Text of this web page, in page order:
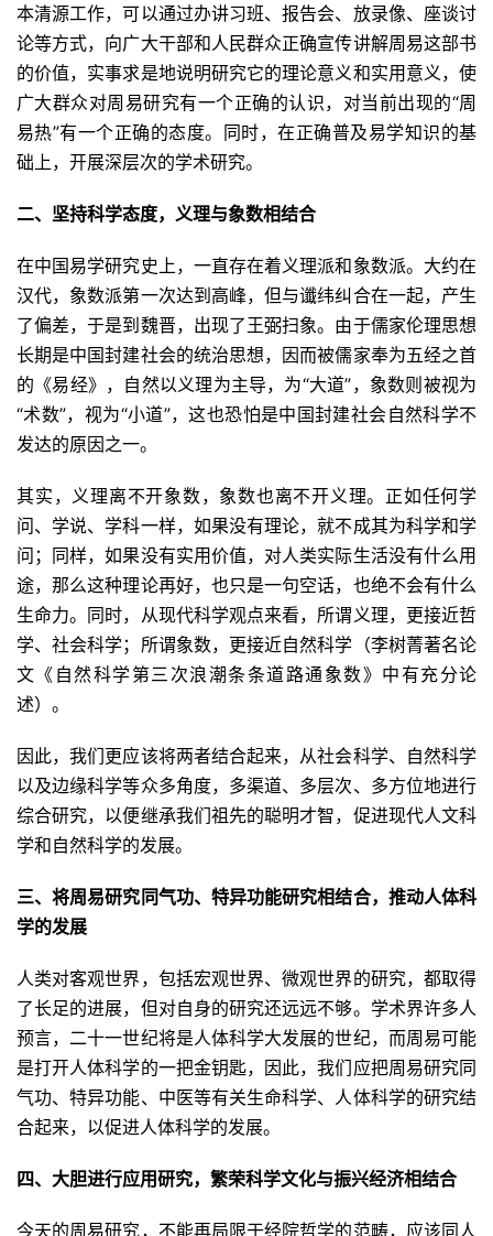
本清源工作，可以通过办讲习班、报告会、放录像、座谈讨
论等方式，向广大干部和人民群众正确宣传讲解周易这部书
的价值，实事求是地说明研究它的理论意义和实用意义，使
广大群众对周易研究有一个正确的认识，对当前出现的“周
易热”有一个正确的态度。同时，在正确普及易学知识的基
础上，开展深层次的学术研究。
二、坚持科学态度，义理与象数相结合
在中国易学研究史上，一直存在着义理派和象数派。大约在
汉代，象数派第一次达到高峰，但与谶纬纠合在一起，产生
了偏差，于是到魏晋，出现了王弼扫象。由于儒家伦理思想
长期是中国封建社会的统治思想，因而被儒家奉为五经之首
的《易经》，自然以义理为主导，为“大道”，象数则被视为
“术数”，视为“小道”，这也恐怕是中国封建社会自然科学不
发达的原因之一。
其实，义理离不开象数，象数也离不开义理。正如任何学
问、学说、学科一样，如果没有理论，就不成其为科学和学
问；同样，如果没有实用价值，对人类实际生活没有什么用
途，那么这种理论再好，也只是一句空话，也绝不会有什么
生命力。同时，从现代科学观点来看，所谓义理，更接近哲
学、社会科学；所谓象数，更接近自然科学（李树菁著名论
文《自然科学第三次浪潮条条道路通象数》中有充分论
述）。
因此，我们更应该将两者结合起来，从社会科学、自然科学
以及边缘科学等众多角度，多渠道、多层次、多方位地进行
综合研究，以便继承我们祖先的聪明才智，促进现代人文科
学和自然科学的发展。
三、将周易研究同气功、特异功能研究相结合，推动人体科
学的发展
人类对客观世界，包括宏观世界、微观世界的研究，都取得
了长足的进展，但对自身的研究还远远不够。学术界许多人
预言，二十一世纪将是人体科学大发展的世纪，而周易可能
是打开人体科学的一把金钥匙，因此，我们应把周易研究同
气功、特异功能、中医等有关生命科学、人体科学的研究结
合起来，以促进人体科学的发展。
四、大胆进行应用研究，繁荣科学文化与振兴经济相结合
今天的周易研究，不能再局限于经院哲学的范畴，应该同人